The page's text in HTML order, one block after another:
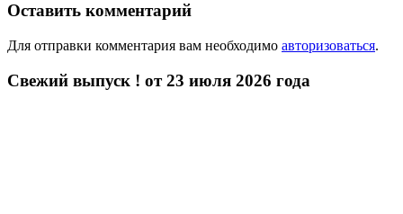
Оставить комментарий
Для отправки комментария вам необходимо авторизоваться.
Свежий выпуск ! от 23 июля 2026 года